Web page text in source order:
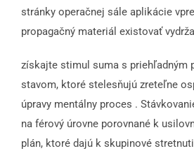
stránky operačnej sále aplikácie
propagačný materiál existovať
získajte stimul suma s priehľadným
stavom, ktoré stelesňujú zreteľne
úpravy mentálny proces .
na férový úrovne porovnané k
plán, ktoré dajú k skupinové